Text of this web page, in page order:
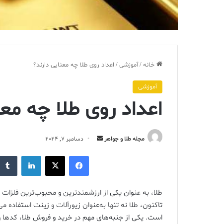
خانه/آموزشی/ اعداد روی طلا چه معنایی دارند؟
آموزشی
اعداد روی طلا چه
مجله طلا و جواهر
ارسال دسامبر 7, 2024
فیس بوک X لینکدین
طلا، به عنوان یکی از ارزشمندترین و محبوب‌ترین
تاکنون، طلا نه تنها به‌عنوان زیورآلات و زینت
است. یکی از جنبه‌های مهم در خرید و فروش طلا،